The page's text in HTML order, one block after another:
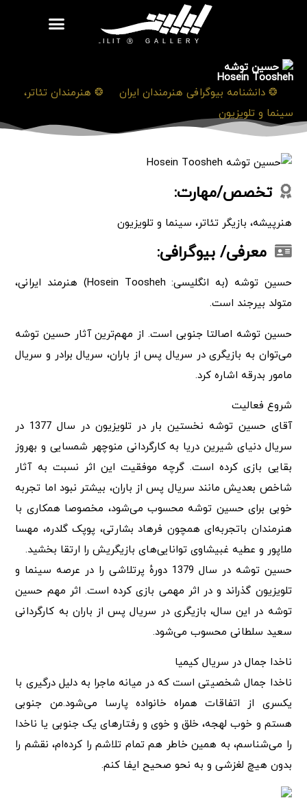
حسین توشه
Hosein Toosheh
❂ دانشنامه بیوگرافی هنرمندان ایران
❂ هنرمندان تئاتر،
سینما و تلویزیون
تخصص/مهارت:
هنرپیشه، بازیگر تئاتر، سینما و تلویزیون
معرفی/ بیوگرافی:
حسین توشه (به انگلیسی: Hosein Toosheh) هنرمند ایرانی،
متولد بیرجند است.
حسین توشه اصالتا جنوبی است. از مهم‌ترین آثار حسین توشه
می‌توان به بازیگری در سریال پس از باران، سریال برادر و سریال
مامور بدرقه اشاره کرد.
شروع فعالیت
آقای حسین توشه نخستین بار در تلویزیون در سال 1377 در
سریال دنیای شیرین دریا به کارگردانی منوچهر شمسایی و بهروز
بقایی بازی کرده است. گرچه موفقیت این اثر نسبت به آثار
شاخص بعدیش مانند سریال پس از باران، بیشتر نبود اما تجربه
خوبی برای حسین توشه محسوب می‌شود، مخصوصا همکاری با
هنرمندان باتجربه‌ای همچون فرهاد بشارتی، پوپک گلدره، مهسا
ملاپور و عطیه غبیشاوی توانایی‌های بازیگریش را ارتقا بخشید.
حسین توشه در سال 1379 دورهٔ پرتلاشی را در عرصه سینما و
تلویزیون گذراند و در اثر مهمی بازی کرده است. اثر مهم حسین
توشه در این سال، بازیگری در سریال پس از باران به کارگردانی
سعید سلطانی محسوب می‌شود.
ناخدا جمال در سریال کیمیا
ناخدا جمال شخصیتی است که در میانه‌ ماجرا به دلیل درگیری با
یکسری از اتفاقات همراه خانواده پارسا می‌شود.من جنوبی
هستم و خوب لهجه، خلق و خوی و رفتارهای یک جنوبی یا ناخدا
را می‌شناسم، به همین خاطر هم تمام تلاشم را کرده‌ام، نقشم را
بدون هیچ لغزشی و به نحو صحیح ایفا کنم.